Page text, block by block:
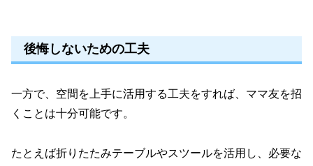
後悔しないための工夫
一方で、空間を上手に活用する工夫をすれば、ママ友を招
くことは十分可能です。
たとえば折りたたみテーブルやスツールを活用し、必要な